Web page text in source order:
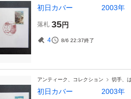
初日カバー 2003
落札 35円
4 8/6 22:37終了
アンティーク、コレクション 切手、
初日カバー 2003年